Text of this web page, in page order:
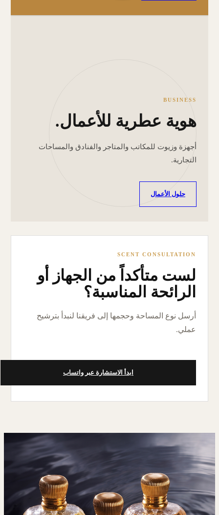
BUSINESS
هوية عطرية للأعمال.
أجهزة وزيوت للمكاتب والمتاجر والفنادق والمساحات
التجارية.
حلول الأعمال
SCENT CONSULTATION
لست متأكداً من الجهاز أو
الرائحة المناسبة؟
أرسل نوع المساحة وحجمها إلى فريقنا لنبدأ بترشيح
عملي.
ابدأ الاستشارة عبر واتساب